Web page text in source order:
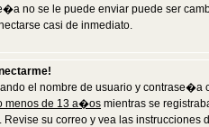
no se le puede enviar puede ser
casi de inmediato.
el nombre de usuario y
menos de 13 a�os mientras se
su correo y vea las